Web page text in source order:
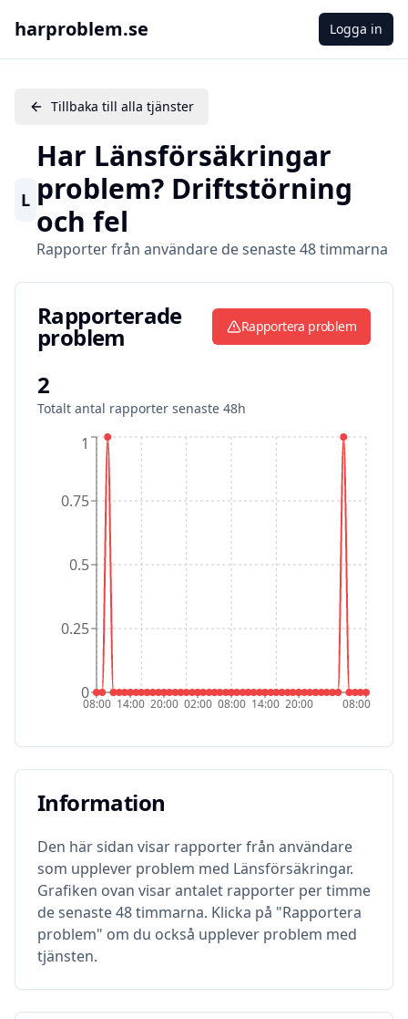
harproblem.se Logga in
Tillbaka till alla tjänster
L
Har Länsförsäkringar
problem? Driftstörning
och fel
Rapporter från användare de senaste 48 timmarna
Rapporterade problem
Rapporterade
problem Rapportera problem
2
Totalt antal rapporter senaste 48h
08:00 14:00 20:00 02:00 08:00 14:00 20:00 08:00
0
0.25
0.5
0.75
1
Information
Information
Den här sidan visar rapporter från användare
som upplever problem med Länsförsäkringar.
Grafiken ovan visar antalet rapporter per timme
de senaste 48 timmarna. Klicka på "Rapportera
problem" om du också upplever problem med
tjänsten.